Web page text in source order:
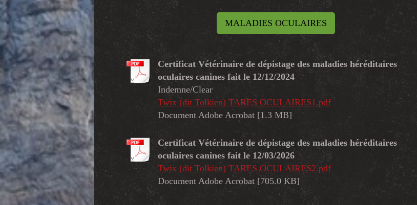
MALADIES OCULAIRES
Certificat Vétérinaire de dépistage des maladies héréditaires
oculaires canines fait le 12/12/2024
Indemne/Clear
Twix (dit Tolkien) TARES OCULAIRES1.pdf
Document Adobe Acrobat [1.3 MB]
Certificat Vétérinaire de dépistage des maladies héréditaires
oculaires canines fait le 12/03/2026
Twix (dit Tolkien) TARES OCULAIRES2.pdf
Document Adobe Acrobat [705.0 KB]